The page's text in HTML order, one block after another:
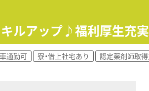
キルアップ♪福利厚生充
車通勤可 寮・借上社宅あり 認定薬剤師取